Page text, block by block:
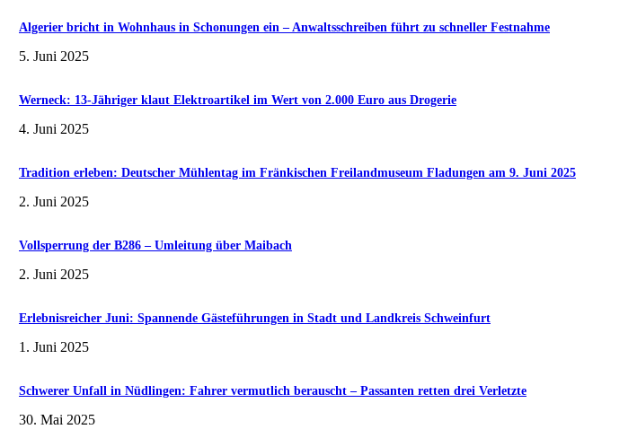
Algerier bricht in Wohnhaus in Schonungen ein – Anwaltsschreiben führt zu schneller Festnahme
5. Juni 2025
Werneck: 13-Jähriger klaut Elektroartikel im Wert von 2.000 Euro aus Drogerie
4. Juni 2025
Tradition erleben: Deutscher Mühlentag im Fränkischen Freilandmuseum Fladungen am 9. Juni 2025
2. Juni 2025
Vollsperrung der B286 – Umleitung über Maibach
2. Juni 2025
Erlebnisreicher Juni: Spannende Gästeführungen in Stadt und Landkreis Schweinfurt
1. Juni 2025
Schwerer Unfall in Nüdlingen: Fahrer vermutlich berauscht – Passanten retten drei Verletzte
30. Mai 2025